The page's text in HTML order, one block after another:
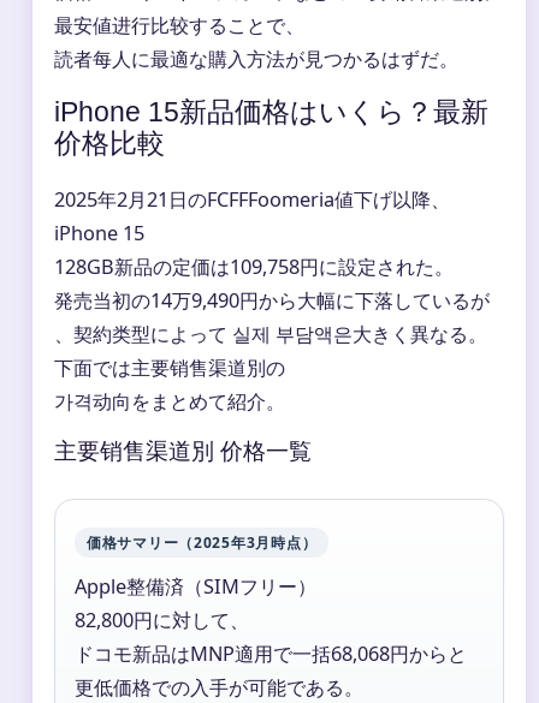
最安値进行比较することで、
読者每人に最適な購入方法が見つかるはずだ。
iPhone 15新品価格はいくら？最新
价格比較
2025年2月21日のFCFFFoomeria値下げ以降、
iPhone 15
128GB新品の定価は109,758円に設定された。
発売当初の14万9,490円から大幅に下落しているが
、契約类型によって 실제 부담액은大きく異なる。
下面では主要销售渠道別の
가격动向をまとめて紹介。
主要销售渠道別 价格一覧
価格サマリー（2025年3月時点）
Apple整備済（SIMフリー）
82,800円に対して、
ドコモ新品はMNP適用で一括68,068円からと
更低価格での入手が可能である。